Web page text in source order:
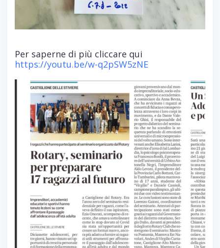
Per saperne di più cliccare qui
https://youtu.be/w-q2pSW5zNE